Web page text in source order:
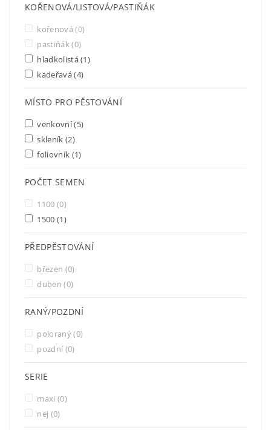
KOŘENOVÁ/LISTOVÁ/PASTIŇÁK
kořenová(0)
pastiňák(0)
hladkolistá(1)
kadeřavá(4)
MÍSTO PRO PĚSTOVÁNÍ
venkovní(5)
skleník (2)
foliovník (1)
POČET SEMEN
1100 (0)
1500 (1)
PŘEDPĚSTOVÁNÍ
březen (0)
duben(0)
RANÝ/POZDNÍ
poloraný(0)
pozdní (0)
SERIE
maxi (0)
nej (0)